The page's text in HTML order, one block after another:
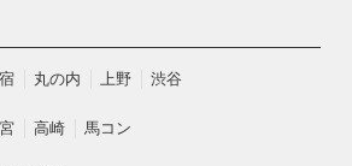
丸の内 上野 渋谷
高崎 馬コン